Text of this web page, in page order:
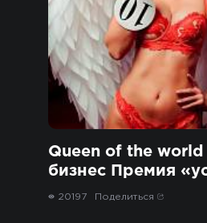
Queen of the
бизнес Премия
20197 Поделиться